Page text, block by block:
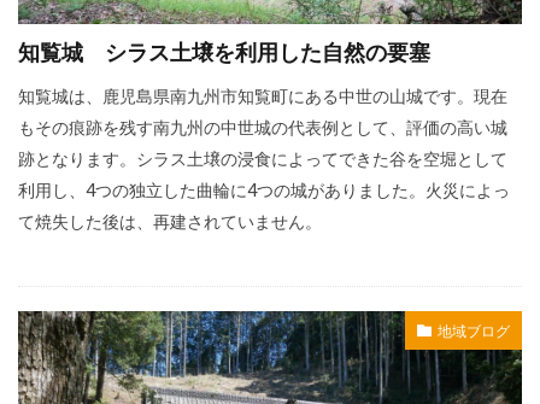
知覧城 シラス土壌を利用した自然の要塞
知覧城は、鹿児島県南九州市知覧町にある中世の山城です。現在
もその痕跡を残す南九州の中世城の代表例として、評価の高い城
跡となります。シラス土壌の浸食によってできた谷を空堀として
利用し、4つの独立した曲輪に4つの城がありました。火災によっ
て焼失した後は、再建されていません。
地域ブログ